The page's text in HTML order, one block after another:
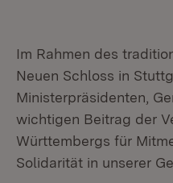
Im Rahmen des
Neuen Schloss in
Ministerpräsidenten,
wichtigen Beitrag der
Württembergs für
Solidarität in unserer